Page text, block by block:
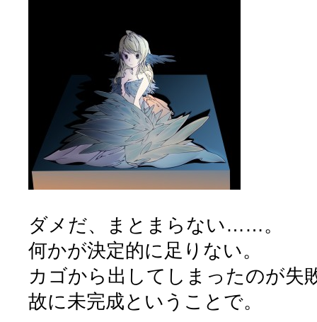
ダメだ、まとまらない……。
何かが決定的に足りない。
カゴから出してしまったのが
故に未完成ということで。